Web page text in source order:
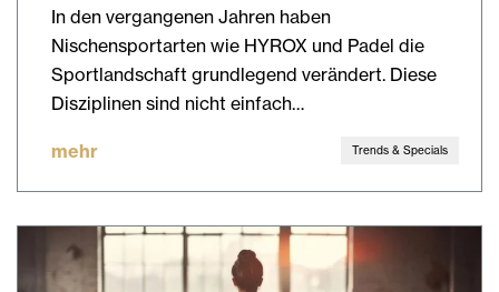
In den vergangenen Jahren haben
Nischensportarten wie HYROX und Padel die
Sportlandschaft grundlegend verändert. Diese
Disziplinen sind nicht einfach…
mehr Trends & Specials